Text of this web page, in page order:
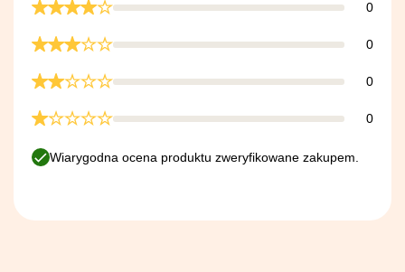
0
0
0
0
Wiarygodna ocena produktu zweryfikowane zakupem.